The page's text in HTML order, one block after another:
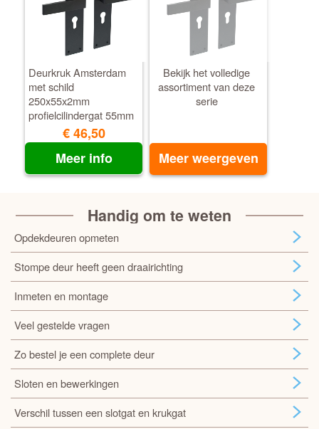
Deurkruk Amsterdam
met schild
250x55x2mm
profielcilindergat 55mm
€ 46,50
Meer info
Bekijk het volledige
assortiment van deze
serie
Meer weergeven
Handig om te weten
Opdekdeuren opmeten
Stompe deur heeft geen draairichting
Inmeten en montage
Veel gestelde vragen
Zo bestel je een complete deur
Sloten en bewerkingen
Verschil tussen een slotgat en krukgat